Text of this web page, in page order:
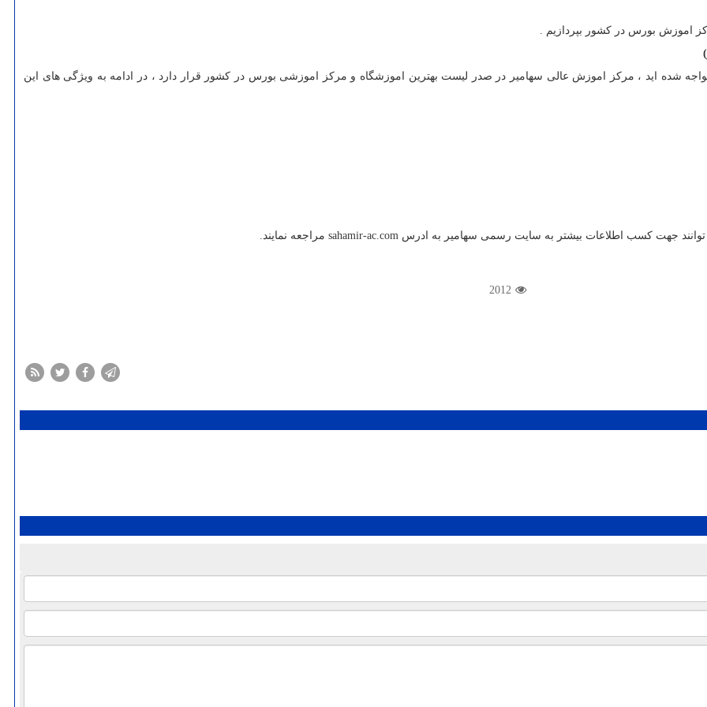
اموزش بورس در کشور بپردازیم .
شده اید ، مرکز اموزش عالی سهامیر در صدر لیست بهترین اموزشگاه و مرکز اموزشی بورس در کشور قرار دارد ، در ادامه به ویژگی های این
توانند جهت کسب اطلاعات بیشتر به سایت رسمی سهامیر به ادرس sahamir-ac.com مراجعه نمایند.
2012